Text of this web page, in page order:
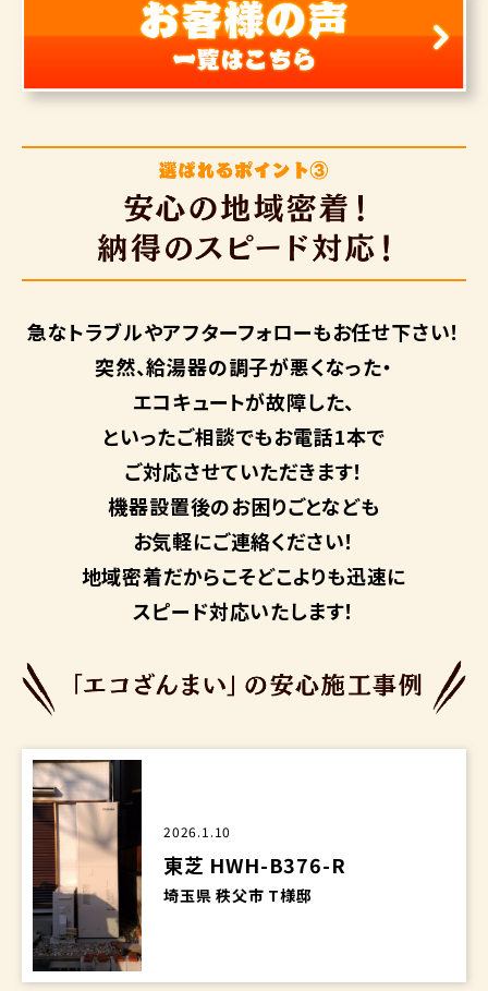
急なトラブルやアフターフォローもお任せ下さい！
突然、給湯器の調子が悪くなった・
エコキュートが故障した、
といったご相談でもお電話1本で
ご対応させていただきます！
機器設置後のお困りごとなども
お気軽にご連絡ください！
地域密着だからこそどこよりも迅速に
スピード対応いたします！
2026.1.10
東芝 HWH-B376-R
埼玉県 秩父市 T様邸